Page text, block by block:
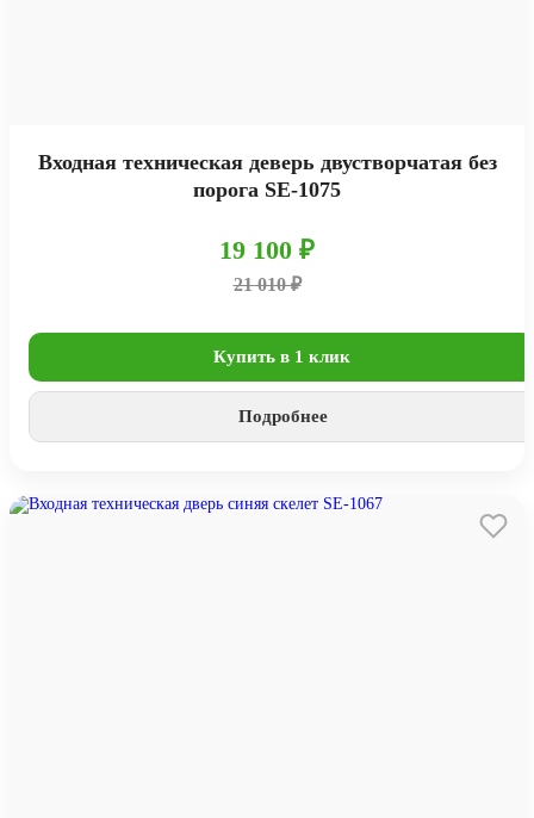
Входная техническая деверь двустворчатая без
порога SE-1075
19 100 ₽
21 010 ₽
Купить в 1 клик
Подробнее